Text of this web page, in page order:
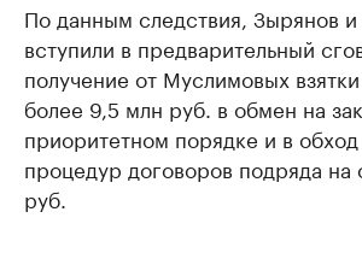
По данным следствия, Зырянов и
вступили в предварительный
получение от Муслимовых
более 9,5 млн руб. в обмен на
приоритетном порядке и в
процедур договоров подряда
руб.